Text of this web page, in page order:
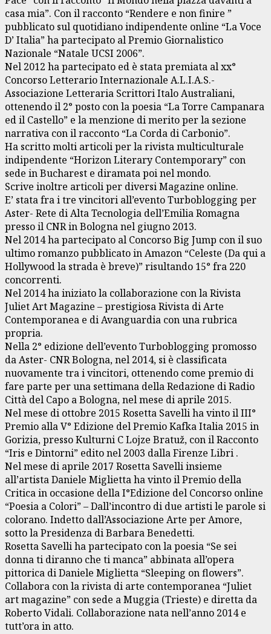
casa mia”. Con il racconto “Rendere e non finire ”
pubblicato sul quotidiano indipendente online “La Voce
D’ Italia” ha partecipato al Premio Giornalistico
Nazionale “Natale UCSI 2006”.
Nel 2012 ha partecipato ed è stata premiata al xx°
Concorso Letterario Internazionale A.L.I.A.S.-
Associazione Letteraria Scrittori Italo Australiani,
ottenendo il 2° posto con la poesia “La Torre Campanara
ed il Castello” e la menzione di merito per la sezione
narrativa con il racconto “La Corda di Carbonio”.
Ha scritto molti articoli per la rivista multiculturale
indipendente “Horizon Literary Contemporary” con
sede in Bucharest e diramata poi nel mondo.
Scrive inoltre articoli per diversi Magazine online.
E’ stata fra i tre vincitori all’evento Turboblogging per
Aster- Rete di Alta Tecnologia dell’Emilia Romagna
presso il CNR in Bologna nel giugno 2013.
Nel 2014 ha partecipato al Concorso Big Jump con il suo
ultimo romanzo pubblicato in Amazon “Celeste (Da qui a
Hollywood la strada è breve)” risultando 15° fra 220
concorrenti.
Nel 2014 ha iniziato la collaborazione con la Rivista
Juliet Art Magazine – prestigiosa Rivista di Arte
Contemporanea e di Avanguardia con una rubrica
propria.
Nella 2° edizione dell’evento Turboblogging promosso
da Aster- CNR Bologna, nel 2014, si è classificata
nuovamente tra i vincitori, ottenendo come premio di
fare parte per una settimana della Redazione di Radio
Città del Capo a Bologna, nel mese di aprile 2015.
Nel mese di ottobre 2015 Rosetta Savelli ha vinto il III°
Premio alla V° Edizione del Premio Kafka Italia 2015 in
Gorizia, presso Kulturni C Lojze Bratuž, con il Racconto
“Iris e Dintorni” edito nel 2003 dalla Firenze Libri .
Nel mese di aprile 2017 Rosetta Savelli insieme
all’artista Daniele Miglietta ha vinto il Premio della
Critica in occasione della I°Edizione del Concorso online
“Poesia a Colori” – Dall’incontro di due artisti le parole si
colorano. Indetto dall’Associazione Arte per Amore,
sotto la Presidenza di Barbara Benedetti.
Rosetta Savelli ha partecipato con la poesia “Se sei
donna ti diranno che ti manca” abbinata all’opera
pittorica di Daniele Miglietta “Sleeping on flowers”.
Collabora con la rivista di arte contemporanea “Juliet
art magazine” con sede a Muggia (Trieste) e diretta da
Roberto Vidali. Collaborazione nata nell’anno 2014 e
tutt’ora in atto.